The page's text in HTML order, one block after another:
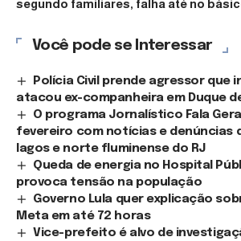
segundo familiares, falha até no
Você pode se Interessar
Polícia Civil prende agressor que
atacou ex-companheira em Duque
O programa Jornalístico Fala
fevereiro com notícias e denúncias
lagos e norte fluminense do RJ
Queda de energia no Hospital
provoca tensão na população
Governo Lula quer explicação
Meta em até 72 horas
Vice-prefeito é alvo de